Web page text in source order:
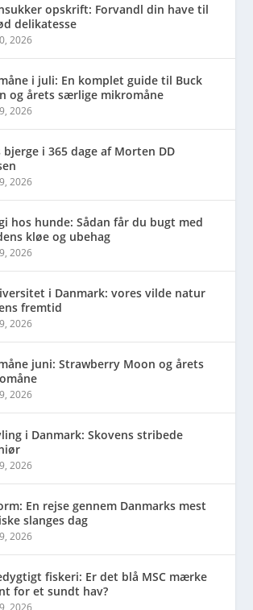
opskrift: Forvandl din have til
delikatesse
2026
i juli: En komplet guide til Buck
og årets særlige mikromåne
2026
bjerge i 365 dage af Morten DD
2026
hos hunde: Sådan får du bugt med
kløe og ubehag
2026
i Danmark: vores vilde natur
fremtid
2026
juni: Strawberry Moon og årets
2026
i Danmark: Skovens stribede
2026
En rejse gennem Danmarks mest
slanges dag
2026
fiskeri: Er det blå MSC mærke
for et sundt hav?
2026